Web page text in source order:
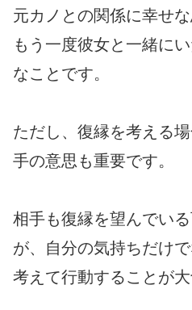
元カノとの関係に幸せ
もう一度彼女と一緒に
なことです。
ただし、復縁を考える
手の意思も重要です。
相手も復縁を望んでい
が、自分の気持ちだけ
考えて行動することが大